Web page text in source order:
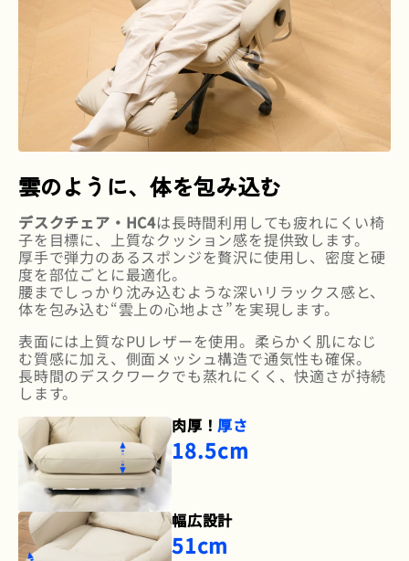
雲のように、体を包み込む
デスクチェア・HC4は長時間利用しても疲れにくい椅
子を目標に、上質なクッション感を提供致します。
厚手で弾力のあるスポンジを贅沢に使用し、密度と硬
度を部位ごとに最適化。
腰までしっかり沈み込むような深いリラックス感と、
体を包み込む“雲上の心地よさ”を実現します。
表面には上質なPUレザーを使用。柔らかく肌になじ
む質感に加え、側面メッシュ構造で通気性も確保。
長時間のデスクワークでも蒸れにくく、快適さが持続
します。
肉厚！厚さ
18.5cm
幅広設計
51cm